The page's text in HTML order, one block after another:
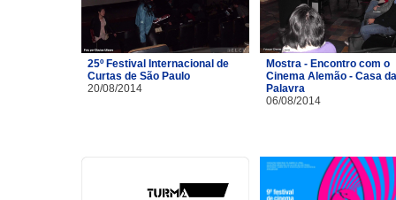
25º Festival Internacional de
Curtas de São Paulo
20/08/2014
Mostra - Encontro com o
Cinema Alemão - Casa da
Palavra
06/08/2014